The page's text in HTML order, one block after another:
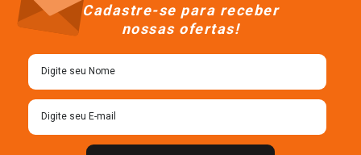
Cadastre-se para receber
nossas ofertas!